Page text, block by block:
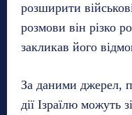
розширити
розмови він різко
закликав його
За даними джерел,
дії Ізраїлю можуть